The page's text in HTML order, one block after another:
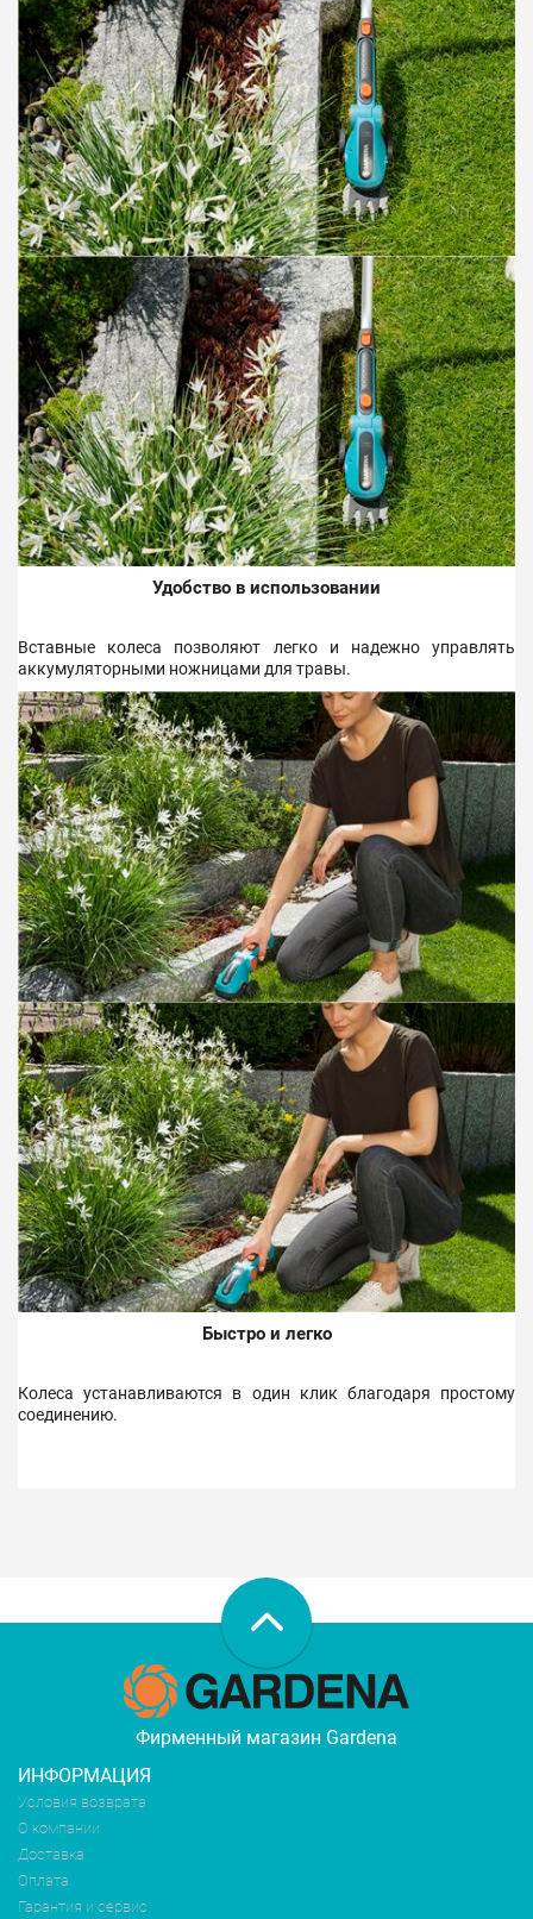
Удобство в использовании
Вставные колеса позволяют легко и надежно управлять
аккумуляторными ножницами для травы.
Быстро и легко
Колеса устанавливаются в один клик благодаря простому
соединению.
Фирменный магазин Gardena
ИНФОРМАЦИЯ
Условия возврата
О компании
Доставка
Оплата
Гарантия и сервис